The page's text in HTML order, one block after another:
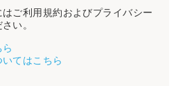
ご利用規約およびプライバシー
い。
てはこちら